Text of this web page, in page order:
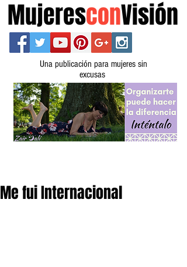
MujeresconVisión
Una publicación para mujeres sin
excusas
Me fui Internacional